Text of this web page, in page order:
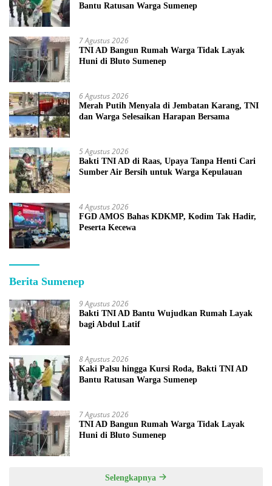
Bantu Ratusan Warga Sumenep
7 Agustus 2026
TNI AD Bangun Rumah Warga Tidak Layak
Huni di Bluto Sumenep
6 Agustus 2026
Merah Putih Menyala di Jembatan Karang, TNI
dan Warga Selesaikan Harapan Bersama
5 Agustus 2026
Bakti TNI AD di Raas, Upaya Tanpa Henti Cari
Sumber Air Bersih untuk Warga Kepulauan
4 Agustus 2026
FGD AMOS Bahas KDKMP, Kodim Tak Hadir,
Peserta Kecewa
Berita Sumenep
9 Agustus 2026
Bakti TNI AD Bantu Wujudkan Rumah Layak
bagi Abdul Latif
8 Agustus 2026
Kaki Palsu hingga Kursi Roda, Bakti TNI AD
Bantu Ratusan Warga Sumenep
7 Agustus 2026
TNI AD Bangun Rumah Warga Tidak Layak
Huni di Bluto Sumenep
Selengkapnya